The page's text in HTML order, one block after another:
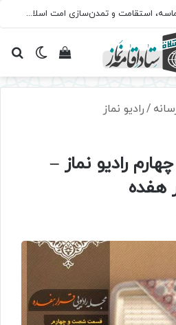
سروده‌ «اربعین»؛ روایت حماسه، استقامت و تمدن‌سازی امت اسلامی
تغییرمشاهده
/رادیو نماز
رادیو نماز –
هفده